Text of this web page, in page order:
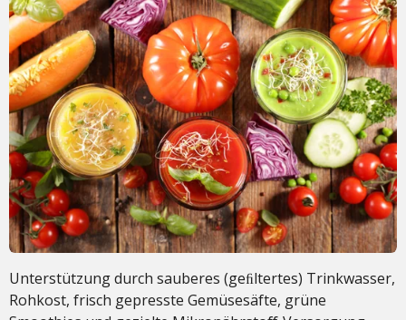
Unterstützung durch sauberes (geﬁltertes) Trinkwasser,
Rohkost, frisch gepresste Gemüsesäfte, grüne